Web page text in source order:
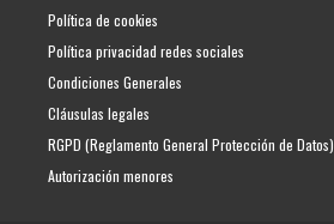
Política de cookies
Política privacidad redes sociales
Condiciones Generales
Cláusulas legales
RGPD (Reglamento General Protección de Datos)
Autorización menores